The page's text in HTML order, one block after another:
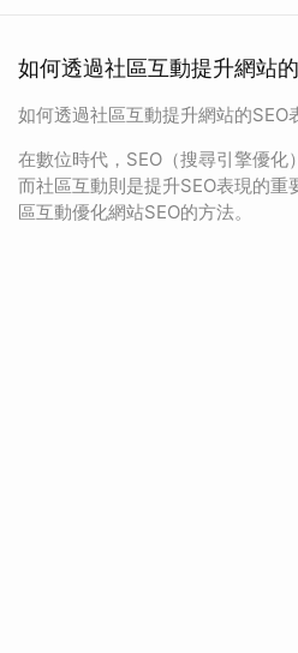
如何透過社區互動提升網站
如何透過社區互動提升網站的SEO
在數位時代，SEO（搜尋引擎優化
而社區互動則是提升SEO表現的重
區互動優化網站SEO的方法。